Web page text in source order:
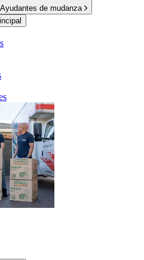
Ayudantes de mudanza